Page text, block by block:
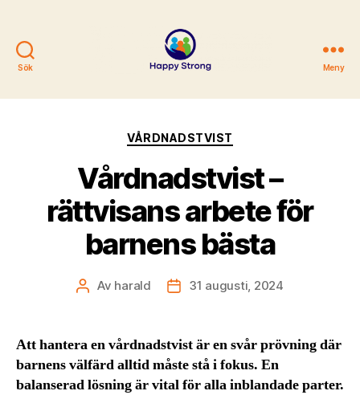
Sök Meny
Kategorier
VÅRDNADSTVIST
Vårdnadstvist –
rättvisans arbete för
barnens bästa
Inläggsförfattare
Av harald Inläggsdatum
31 augusti, 2024
Att hantera en vårdnadstvist är en svår prövning där
barnens välfärd alltid måste stå i fokus. En
balanserad lösning är vital för alla inblandade parter.